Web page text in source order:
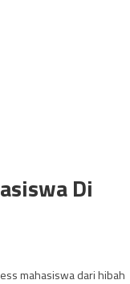
Di
mahasiswa dari hibah